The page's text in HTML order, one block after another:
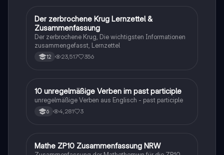
Deutsch
Der zerbrochene Krug Lernzettel &
Zusammenfassung
Der zerbrochene Krug, Die wichtigsten Informationen
zusammengefasst, Lernzettel
12 23,517 356
1 Englisch
10 unregelmäßige Verben im past participle
unregelmäßige Verben aus Englisch - past participle
6 4,281 3
Mathe
Mathe ZP10 Zusammenfassung NRW